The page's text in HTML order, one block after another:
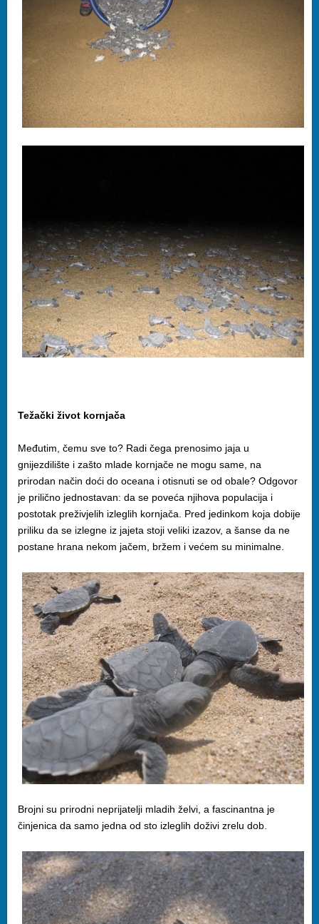
Težački život kornjača
Međutim, čemu sve to? Radi čega prenosimo jaja u
gnijezdilište i zašto mlade kornjače ne mogu same, na
prirodan način doći do oceana i otisnuti se od obale? Odgovor
je prilično jednostavan: da se poveća njihova populacija i
postotak preživjelih izleglih kornjača. Pred jedinkom koja dobije
priliku da se izlegne iz jajeta stoji veliki izazov, a šanse da ne
postane hrana nekom jačem, bržem i većem su minimalne.
Brojni su prirodni neprijatelji mladih želvi, a fascinantna je
činjenica da samo jedna od sto izleglih doživi zrelu dob.